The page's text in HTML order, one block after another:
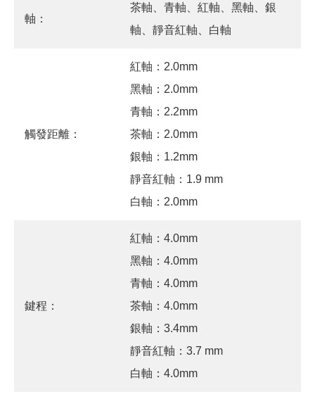
軸：
茶軸、青軸、紅軸、黑軸、銀
軸、靜音紅軸、白軸
觸發距離：
紅軸：2.0mm
黑軸：2.0mm
青軸：2.2mm
茶軸：2.0mm
銀軸：1.2mm
靜音紅軸：1.9 mm
白軸：2.0mm
鍵程：
紅軸：4.0mm
黑軸：4.0mm
青軸：4.0mm
茶軸：4.0mm
銀軸：3.4mm
靜音紅軸：3.7 mm
白軸：4.0mm